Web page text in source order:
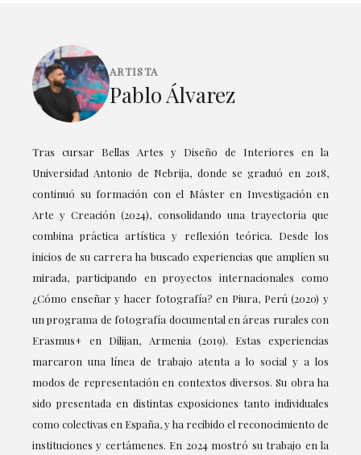
ARTISTA
Pablo Álvarez
Tras cursar Bellas Artes y Diseño de Interiores en la
Universidad Antonio de Nebrija, donde se graduó en 2018,
continuó su formación con el Máster en Investigación en
Arte y Creación (2024), consolidando una trayectoria que
combina práctica artística y reflexión teórica. Desde los
inicios de su carrera ha buscado experiencias que amplíen su
mirada, participando en proyectos internacionales como
¿Cómo enseñar y hacer fotografía? en Piura, Perú (2020) y
un programa de fotografía documental en áreas rurales con
Erasmus+ en Dilijan, Armenia (2019). Estas experiencias
marcaron una línea de trabajo atenta a lo social y a los
modos de representación en contextos diversos. Su obra ha
sido presentada en distintas exposiciones tanto individuales
como colectivas en España, y ha recibido el reconocimiento de
instituciones y certámenes. En 2024 mostró su trabajo en la